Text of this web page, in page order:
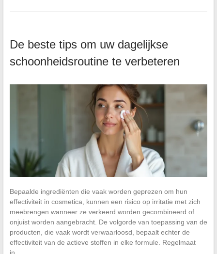
De beste tips om uw dagelijkse
schoonheidsroutine te verbeteren
Bepaalde ingrediënten die vaak worden geprezen om hun
effectiviteit in cosmetica, kunnen een risico op irritatie met zich
meebrengen wanneer ze verkeerd worden gecombineerd of
onjuist worden aangebracht. De volgorde van toepassing van de
producten, die vaak wordt verwaarloosd, bepaalt echter de
effectiviteit van de actieve stoffen in elke formule. Regelmaat